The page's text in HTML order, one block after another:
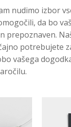
Išči
nudimo izbor
da bo vaš
prepoznaven.
potrebujete
vašega